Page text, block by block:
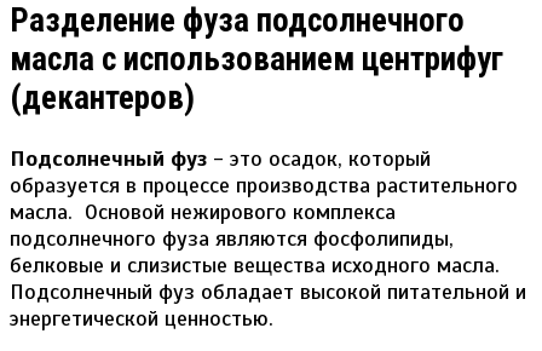
Разделение фуза подсолнечного
масла с использованием центрифуг
(декантеров)
Подсолнечный фуз - это осадок, который
образуется в процессе производства растительного
масла. Основой нежирового комплекса
подсолнечного фуза являются фосфолипиды,
белковые и слизистые вещества исходного масла.
Подсолнечный фуз обладает высокой питательной и
энергетической ценностью.